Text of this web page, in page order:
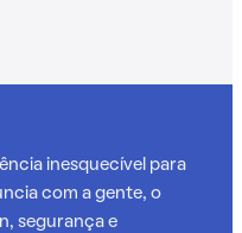
inesquecível para
com a gente, o
segurança e